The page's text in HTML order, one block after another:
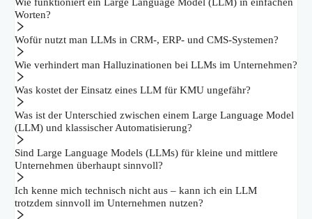
Wie funktioniert ein Large Language Model (LLM) in einfachen
Worten?
Wofür nutzt man LLMs in CRM-, ERP- und CMS-Systemen?
Wie verhindert man Halluzinationen bei LLMs im Unternehmen?
Was kostet der Einsatz eines LLM für KMU ungefähr?
Was ist der Unterschied zwischen einem Large Language Model
(LLM) und klassischer Automatisierung?
Sind Large Language Models (LLMs) für kleine und mittlere
Unternehmen überhaupt sinnvoll?
Ich kenne mich technisch nicht aus – kann ich ein LLM
trotzdem sinnvoll im Unternehmen nutzen?